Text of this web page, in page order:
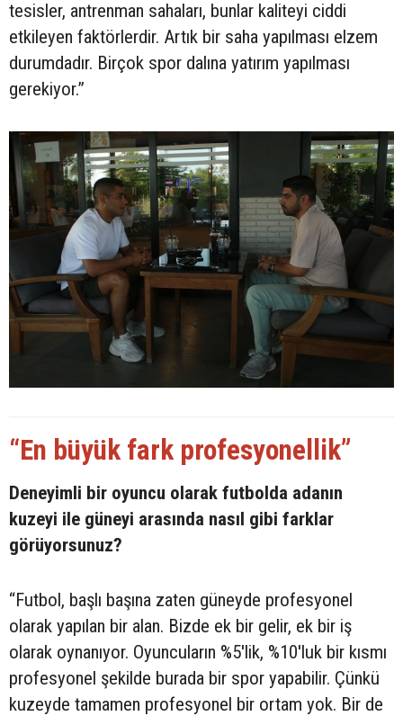
tesisler, antrenman sahaları, bunlar kaliteyi ciddi
etkileyen faktörlerdir. Artık bir saha yapılması elzem
durumdadır. Birçok spor dalına yatırım yapılması
gerekiyor.”
“En büyük fark profesyonellik”
Deneyimli bir oyuncu olarak futbolda adanın
kuzeyi ile güneyi arasında nasıl gibi farklar
görüyorsunuz?
“Futbol, başlı başına zaten güneyde profesyonel
olarak yapılan bir alan. Bizde ek bir gelir, ek bir iş
olarak oynanıyor. Oyuncuların %5'lik, %10'luk bir kısmı
profesyonel şekilde burada bir spor yapabilir. Çünkü
kuzeyde tamamen profesyonel bir ortam yok. Bir de